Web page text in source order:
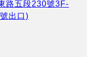
路五段230號3F-
出口)